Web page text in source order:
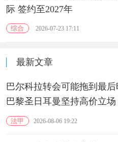
际 签约至2027年
综合 2026-07-23 17:11
最新文章
巴尔科拉转会可能拖到最后
巴黎圣日耳曼坚持高价立场
法甲 2026-08-06 19:22